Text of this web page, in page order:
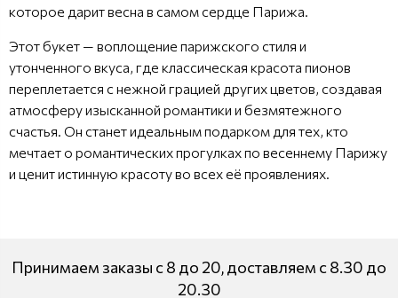
которое дарит весна в самом сердце Парижа.
Этот букет — воплощение парижского стиля и
утонченного вкуса, где классическая красота пионов
переплетается с нежной грацией других цветов, создавая
атмосферу изысканной романтики и безмятежного
счастья. Он станет идеальным подарком для тех, кто
мечтает о романтических прогулках по весеннему Парижу
и ценит истинную красоту во всех её проявлениях.
Принимаем заказы с 8 до 20, доставляем с 8.30 до
20.30